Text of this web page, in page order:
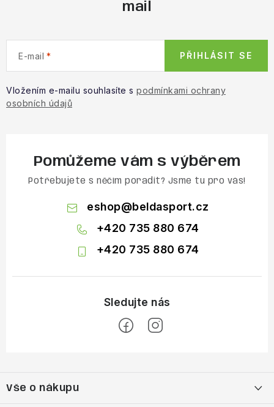
mail
E-mail
Vložením e-mailu souhlasíte s podmínkami ochrany
osobních údajů
PŘIHLÁSIT SE
Pomůžeme vám s výběrem
Potřebujete s něčím poradit? Jsme tu pro vás!
eshop@beldasport.cz
+420 735 880 674
+420 735 880 674
pVše o nákupu